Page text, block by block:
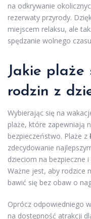
na odkrywanie
rezerwaty przyrody.
miejscem relaksu, ale
spędzanie wolnego
Jakie plaże
rodzin z
Wybierając się na
plaże, które zapewniają
bezpieczeństwo. Plaże z
zdecydowanie
dzieciom na bezpieczne
Ważne jest, aby rodzice
bawić się bez obaw o
Oprócz odpowiedniego
na dostępność atrakcji